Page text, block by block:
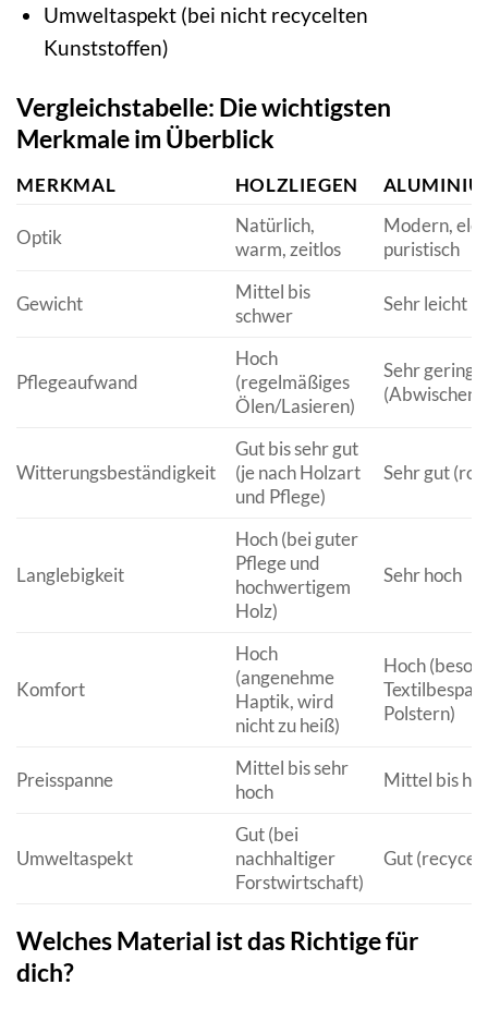
Umweltaspekt (bei nicht recycelten
Kunststoffen)
Vergleichstabelle: Die wichtigsten
Merkmale im Überblick
MERKMAL HOLZLIEGEN
Optik
Natürlich,
warm, zeitlos
Modern,
puristisch
Gewicht
Mittel bis
schwer
Sehr leicht
Pflegeaufwand
Hoch
(regelmäßiges
Ölen/Lasieren)
Sehr gering
(Abwischen)
Witterungsbeständigkeit
Gut bis sehr gut
(je nach Holzart
und Pflege)
Sehr gut
Langlebigkeit
Hoch (bei guter
Pflege und
hochwertigem
Holz)
Sehr hoch
Komfort
Hoch
(angenehme
Haptik, wird
nicht zu heiß)
Hoch
Polstern)
Preisspanne
Mittel bis sehr
hoch
Mittel bis
Umweltaspekt
Gut (bei
nachhaltiger
Forstwirtschaft)
Gut
Welches Material ist das Richtige für
dich?